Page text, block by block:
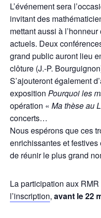
L’événement sera
invitant des
mettant aussi à
actuels. Deux
grand public auront lieu
clôture (J.-P.
S’ajouteront également
exposition Pourquoi les
opération « Ma thèse au
concerts…
Nous espérons que ces
enrichissantes et festives
de réunir le plus grand
La participation aux
l’inscription, avant le 22